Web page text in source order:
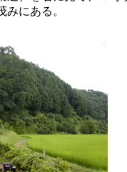
みにある。